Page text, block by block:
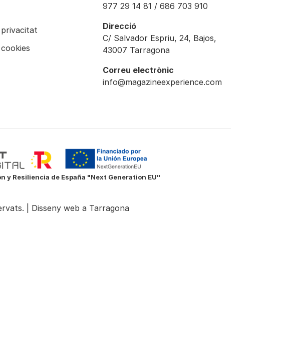
977 29 14 81 / 686 703 910
Direcció
C/ Salvador Espriu, 24, Bajos,
43007 Tarragona
Correu electrònic
info@magazineexperience.com
y Resiliencia de España "Next Generation EU"
| Disseny web a Tarragona